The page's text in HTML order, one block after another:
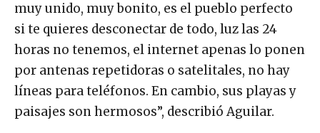
muy unido, muy bonito, es el pueblo perfecto
si te quieres desconectar de todo, luz las 24
horas no tenemos, el internet apenas lo ponen
por antenas repetidoras o satelitales, no hay
líneas para teléfonos. En cambio, sus playas y
paisajes son hermosos”, describió Aguilar.